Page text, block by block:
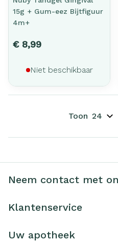
15g + Gum-eez Bijtfiguur
4m+
€ 8,99
Niet beschikbaar
Toon
Neem contact met
Klantenservice
Uw apotheek